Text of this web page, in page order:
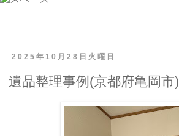
2025年10月28日火曜日
遺品整理事例(京都府亀岡市)